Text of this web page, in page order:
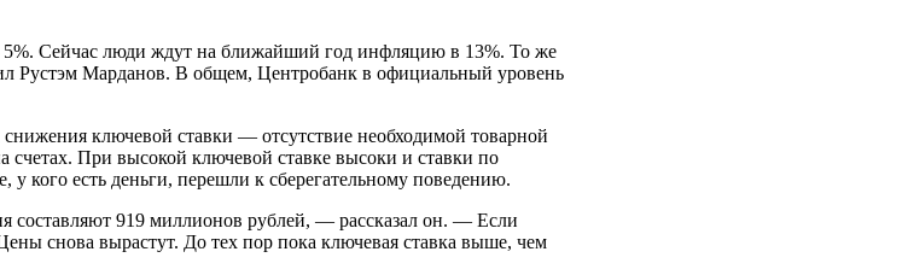
5%. Сейчас люди ждут на ближайший год инфляцию в 13%. То же
Рустэм Марданов. В общем, Центробанк в официальный уровень
ключевой ставки — отсутствие необходимой товарной
счетах. При высокой ключевой ставке высоки и ставки по
у кого есть деньги, перешли к сберегательному поведению.
составляют 919 миллионов рублей, — рассказал он. — Если
снова вырастут. До тех пор пока ключевая ставка выше, чем